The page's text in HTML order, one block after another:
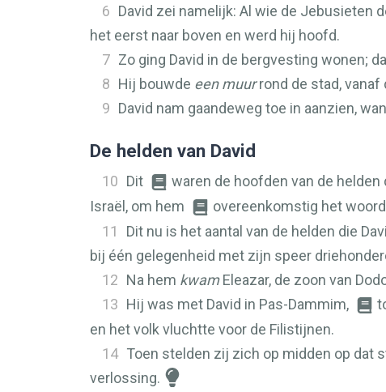
6 David zei namelijk: Al wie de Jebusieten
het eerst naar boven en werd hij hoofd.
7 Zo ging David in de bergvesting wonen;
8 Hij bouwde een muurrond de stad, vanaf
9 David nam gaandeweg toe in aanzien,
De helden van David
10 Dit
waren de hoofden van de
Israël, om hem
overeenkomstig het
11
Dit nu is het aantal van de helden die
bij één gelegenheid met zijn speer
12 Na hem kwamEleazar, de zoon van
13 Hij was met David in Pas-Dammim,
en het volk vluchtte voor de Filistijnen.
14 Toen stelden zij zich op midden op dat
verlossing.